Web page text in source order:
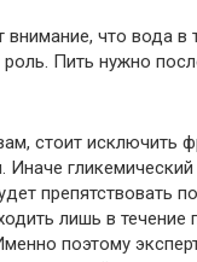
что вода в
Пить нужно
стоит исключить
Иначе
препятствовать
лишь в течение
поэтому